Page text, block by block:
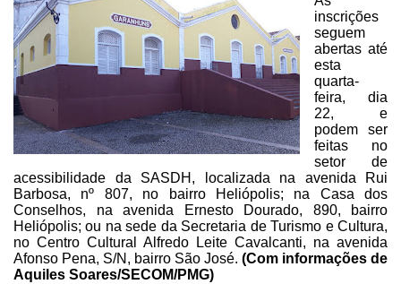
inscrições
seguem
abertas até
esta
quarta-
feira, dia
22, e
podem ser
feitas no
setor de
acessibilidade da SASDH, localizada na avenida Rui
Barbosa, nº 807, no bairro Heliópolis; na Casa dos
Conselhos, naavenida Ernesto Dourado, 890, bairro
Heliópolis; ou na sede da Secretaria deTurismo e Cultura,
no Centro Cultural Alfredo Leite Cavalcanti, na avenida
Afonso Pena, S/N, bairro São José. (Com informações de
Aquiles Soares/SECOM/PMG)